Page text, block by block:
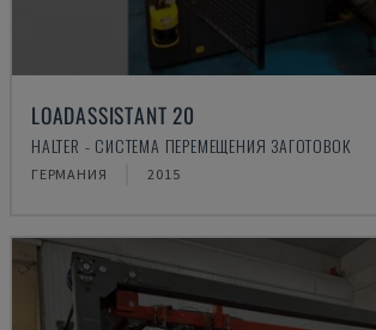
LOADASSISTANT 20
HALTER - СИСТЕМА ПЕРЕМЕЩЕНИЯ ЗАГОТОВОК
ГЕРМАНИЯ 2015